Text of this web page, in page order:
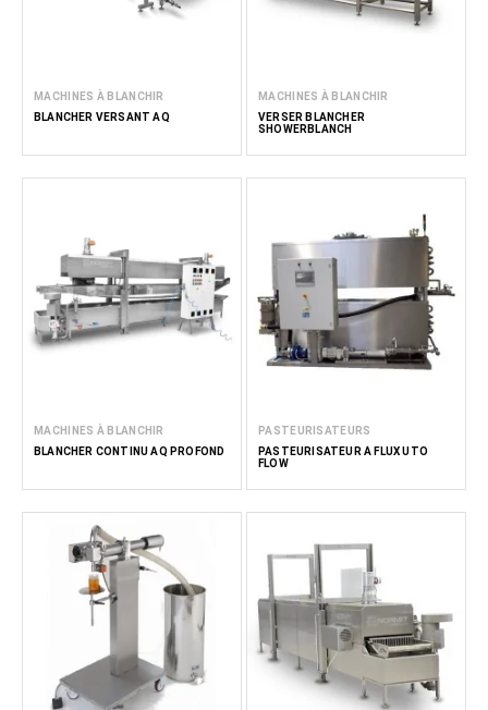
MACHINES À BLANCHIR
BLANCHER VERSANT AQ
MACHINES À BLANCHIR
VERSER BLANCHER
SHOWERBLANCH
MACHINES À BLANCHIR
BLANCHER CONTINU AQ PROFOND
PASTEURISATEURS
PASTEURISATEUR À FLUX UTO
FLOW